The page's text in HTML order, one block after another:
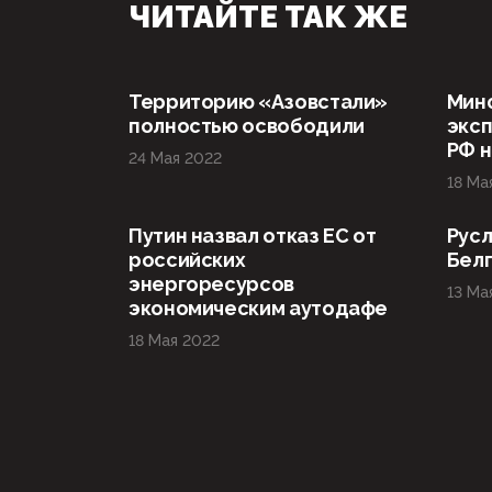
ЧИТАЙТЕ ТАК ЖЕ
Территорию «Азовстали»
полностью освободили
24 Мая 2022
РФ
18
Путин назвал отказ ЕС от
российских
энергоресурсов
экономическим аутодафе
18 Мая 2022
13